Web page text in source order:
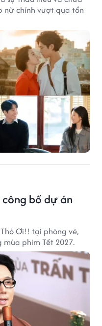
nữ chính vượt qua tổn
công bố dự án
Ơi!! tại phòng vé,
phim Tết 2027.